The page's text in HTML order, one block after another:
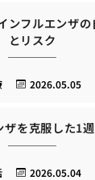
ンフルエンザ
とリスク
2026.05.05
ザを克服した1
2026.05.04